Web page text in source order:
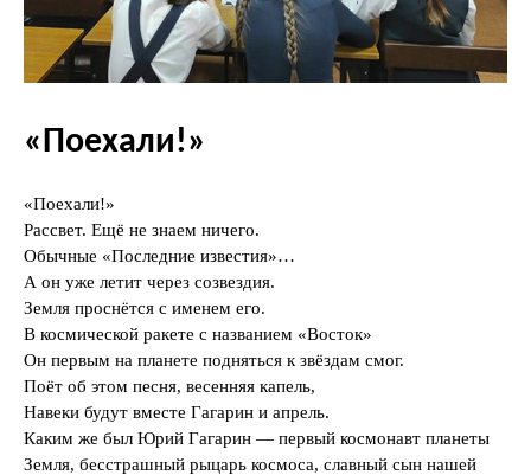
«Поехали!»
«Поехали!»
Рассвет. Ещё не знаем ничего.
Обычные «Последние известия»…
А он уже летит через созвездия.
Земля проснётся с именем его.
В космической ракете с названием «Восток»
Он первым на планете подняться к звёздам смог.
Поёт об этом песня, весенняя капель,
Навеки будут вместе Гагарин и апрель.
Каким же был Юрий Гагарин — первый космонавт планеты
Земля, бесстрашный рыцарь космоса, славный сын нашей